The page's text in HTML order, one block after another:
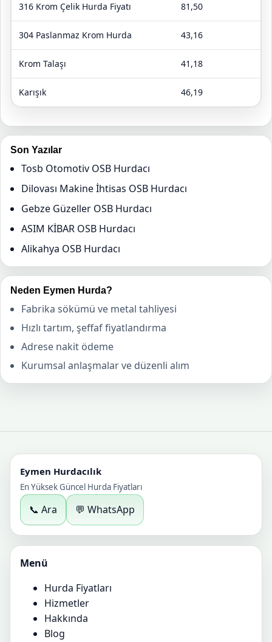
316 Krom Çelik Hurda Fiyatı 81,50
304 Paslanmaz Krom Hurda 43,16
Krom Talaşı 41,18
Karışık 46,19
Son Yazılar
Tosb Otomotiv OSB Hurdacı
Dilovası Makine İhtisas OSB Hurdacı
Gebze Güzeller OSB Hurdacı
ASIM KİBAR OSB Hurdacı
Alikahya OSB Hurdacı
Neden Eymen Hurda?
Fabrika sökümü ve metal tahliyesi
Hızlı tartım, şeffaf fiyatlandırma
Adrese nakit ödeme
Kurumsal anlaşmalar ve düzenli alım
Eymen Hurdacılık
En Yüksek Güncel Hurda Fiyatları
📞 Ara 💬 WhatsApp
Menü
Hurda Fiyatları
Hizmetler
Hakkında
Blog